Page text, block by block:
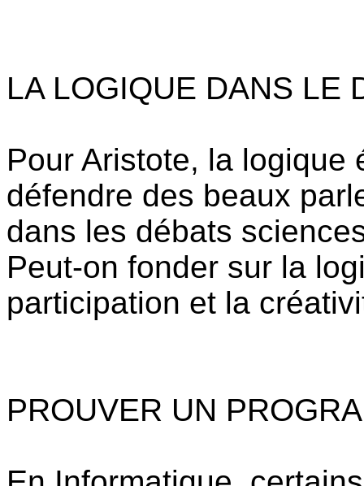
LA LOGIQUE DANS LE
Pour Aristote, la logique
défendre des beaux
dans les débats
Peut-on fonder sur la
participation et la
PROUVER UN